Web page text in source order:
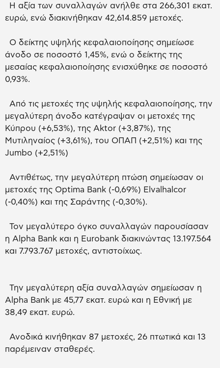
Η αξία των συναλλαγών ανήλθε στα 266,301 εκατ.
ευρώ, ενώ διακινήθηκαν 42,614.859 μετοχές.
Ο δείκτης υψηλής κεφαλαιοποίησης σημείωσε
άνοδο σε ποσοστό 1,45%, ενώ ο δείκτης της
μεσαίας κεφαλαιοποίησης ενισχύθηκε σε ποσοστό
0,93%.
Από τις μετοχές της υψηλής κεφαλαιοποίησης, την
μεγαλύτερη άνοδο κατέγραψαν οι μετοχές της
Κύπρου (+6,53%), της Aktor (+3,87%), της
Μυτιληναίος (+3,61%), του ΟΠΑΠ (+2,51%) και της
Jumbo (+2,51%)
Αντιθέτως, την μεγαλύτερη πτώση σημείωσαν οι
μετοχές της Optima Bank (-0,69%) Elvalhalcor
(-0,40%) και της Σαράντης (-0,30%).
Τον μεγαλύτερο όγκο συναλλαγών παρουσίασαν
η Alpha Bank και η Eurobank διακινώντας 13.197.564
και 7.793.767 μετοχές, αντιστοίχως.
Την μεγαλύτερη αξία συναλλαγών σημείωσαν η
Alpha Bank με 45,77 εκατ. ευρώ και η Εθνική με
38,49 εκατ. ευρώ.
Ανοδικά κινήθηκαν 87 μετοχές, 26 πτωτικά και 13
παρέμειναν σταθερές.